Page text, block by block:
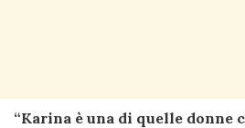
“Karina è una di quelle donne